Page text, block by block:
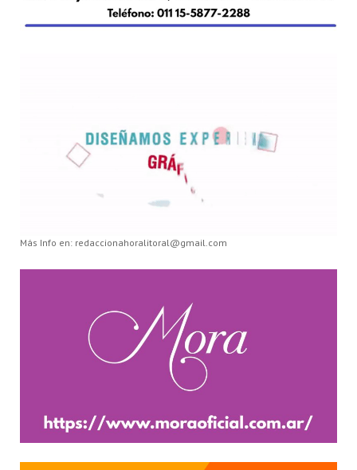
Más Info en: redaccionahoralitoral@gmail.com